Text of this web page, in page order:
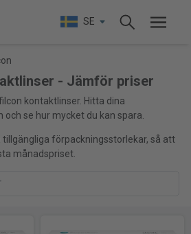
SE
- Jämför priser
kontaktlinser. Hitta dina
se hur mycket du kan spara.
förpackningsstorlekar, så att
månadspriset.